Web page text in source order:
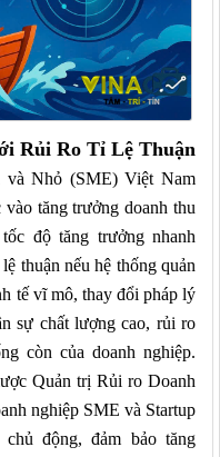
Rủi Ro Tỉ Lệ Thuận
và Nhỏ (SME) Việt Nam
tăng trưởng doanh thu
độ tăng trưởng nhanh
thuận nếu hệ thống quản
tế vĩ mô, thay đổi pháp lý
sự chất lượng cao, rủi ro
còn của doanh nghiệp.
Quản trị Rủi ro Doanh
nghiệp SME và Startup
động, đảm bảo tăng